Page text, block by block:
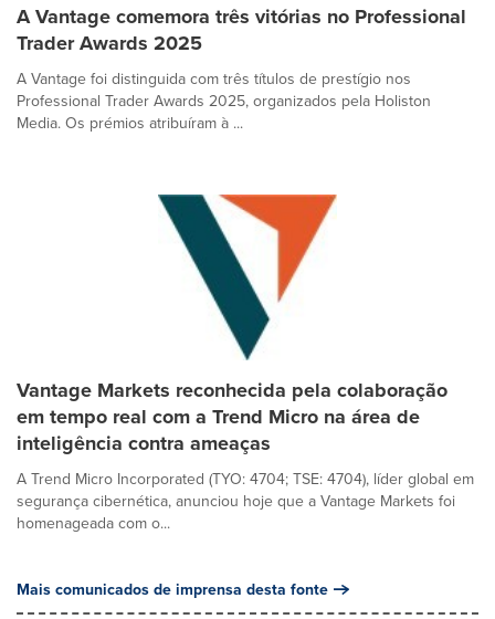
A Vantage comemora três vitórias no Professional
Trader Awards 2025
A Vantage foi distinguida com três títulos de prestígio nos
Professional Trader Awards 2025, organizados pela Holiston
Media. Os prémios atribuíram à ...
Vantage Markets reconhecida pela colaboração
em tempo real com a Trend Micro na área de
inteligência contra ameaças
A Trend Micro Incorporated (TYO: 4704; TSE: 4704), líder global em
segurança cibernética, anunciou hoje que a Vantage Markets foi
homenageada com o...
Mais comunicados de imprensa desta fonte